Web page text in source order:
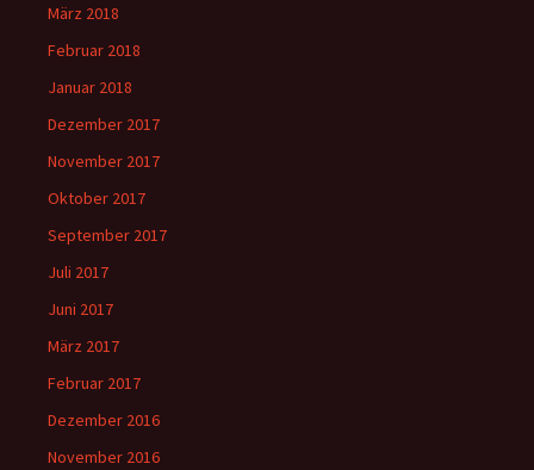
März 2018
Februar 2018
Januar 2018
Dezember 2017
November 2017
Oktober 2017
September 2017
Juli 2017
Juni 2017
März 2017
Februar 2017
Dezember 2016
November 2016